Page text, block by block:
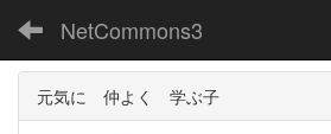
NetCommons3
元気に 仲よく 学ぶ子